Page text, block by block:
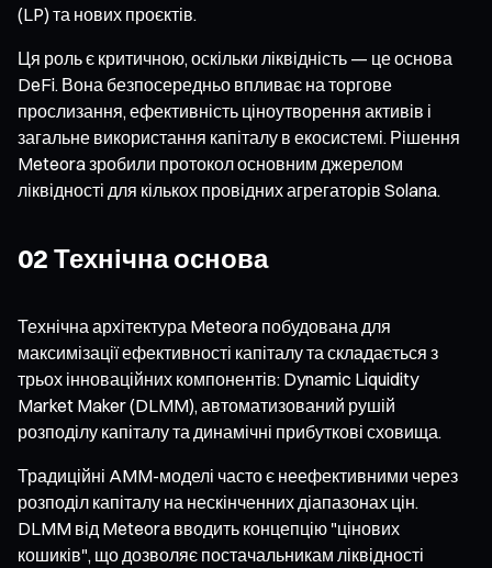
(LP) та нових проєктів.
Ця роль є критичною, оскільки ліквідність — це основа
DeFi. Вона безпосередньо впливає на торгове
прослизання, ефективність ціноутворення активів і
загальне використання капіталу в екосистемі. Рішення
Meteora зробили протокол основним джерелом
ліквідності для кількох провідних агрегаторів Solana.
02 Технічна основа
Технічна архітектура Meteora побудована для
максимізації ефективності капіталу та складається з
трьох інноваційних компонентів: Dynamic Liquidity
Market Maker (DLMM), автоматизований рушій
розподілу капіталу та динамічні прибуткові сховища.
Традиційні AMM-моделі часто є неефективними через
розподіл капіталу на нескінченних діапазонах цін.
DLMM від Meteora вводить концепцію "цінових
кошиків", що дозволяє постачальникам ліквідності